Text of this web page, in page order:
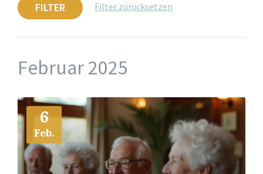
FILTER Filter zurücksetzen
Februar 2025
6
Feb.
Mehr
Info